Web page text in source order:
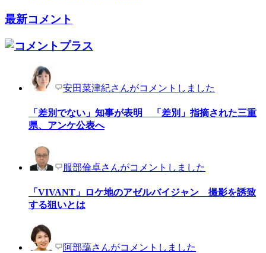
最新コメント
安田菜津紀さんがコメントしました
「差別でない」知事が表明 「差別」指摘された三重
県、アンケ公表へ
服部倫卓さんがコメントしました
「VIVANT」ロケ地のアゼルバイジャン 撮影を誘致
する狙いとは
阿部藹さんがコメントしました